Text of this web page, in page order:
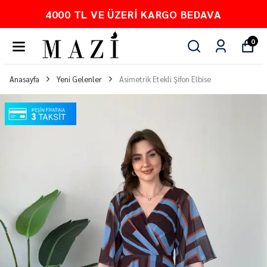
PEŞİN FİYATINA 3 TAKSİT
0
Anasayfa Yeni Gelenler Asimetrik Etekli Şifon Elbise